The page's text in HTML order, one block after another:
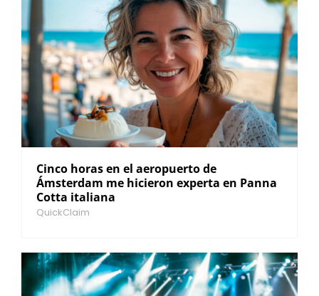
Cinco horas en el aeropuerto de
Ámsterdam me hicieron experta en Panna
Cotta italiana
QuickClaim